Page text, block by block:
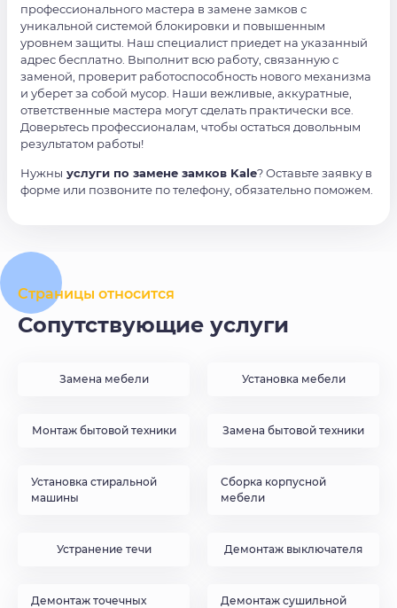
профессионального мастера в замене замков с
уникальной системой блокировки и повышенным
уровнем защиты. Наш специалист приедет на указанный
адрес бесплатно. Выполнит всю работу, связанную с
заменой, проверит работоспособность нового механизма
и уберет за собой мусор. Наши вежливые, аккуратные,
ответственные мастера могут сделать практически все.
Доверьтесь профессионалам, чтобы остаться довольным
результатом работы!
Нужны услуги по замене замков Kale? Оставьте заявку в
форме или позвоните по телефону, обязательно поможем.
Страницы относится
Сопутствующие услуги
Замена мебели Установка мебели
Монтаж бытовой техники Замена бытовой техники
Установка стиральной
машины
Сборка корпусной
мебели
Устранение течи Демонтаж выключателя
Демонтаж точечных
Демонтаж сушильной